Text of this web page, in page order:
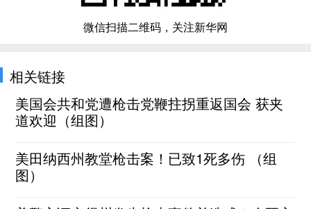
微信扫描二维码，关注新华网
相关链接
美国会共和党遭枪击党鞭拄拐重返国会 获夹
道欢迎（组图）
美田纳西州教堂枪击案！已致1死多伤 （组
图）